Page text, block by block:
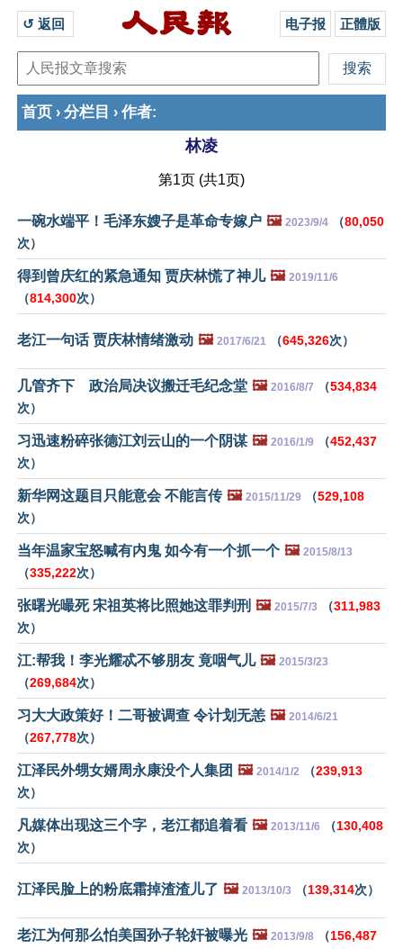
↺ 返回 电子报 正體版
首页 › 分栏目 › 作者:
林凌
第1页 (共1页)
一碗水端平！毛泽东嫂子是革命专嫁户 🖼️ 2023/9/4 （80,050
次）
得到曾庆红的紧急通知 贾庆林慌了神儿 🖼️ 2019/11/6
（814,300次）
老江一句话 贾庆林情绪激动 🖼️ 2017/6/21 （645,326次）
几管齐下 政治局决议搬迁毛纪念堂 🖼️ 2016/8/7 （534,834
次）
习迅速粉碎张德江刘云山的一个阴谋 🖼️ 2016/1/9 （452,437
次）
新华网这题目只能意会 不能言传 🖼️ 2015/11/29 （529,108
次）
当年温家宝怒喊有内鬼 如今有一个抓一个 🖼️ 2015/8/13
（335,222次）
张曙光嘬死 宋祖英将比照她这罪判刑 🖼️ 2015/7/3 （311,983
次）
江:帮我！李光耀忒不够朋友 竟咽气儿 🖼️ 2015/3/23
（269,684次）
习大大政策好！二哥被调查 令计划无恙 🖼️ 2014/6/21
（267,778次）
江泽民外甥女婿周永康没个人集团 🖼️ 2014/1/2 （239,913
次）
凡媒体出现这三个字，老江都追着看 🖼️ 2013/11/6 （130,408
次）
江泽民脸上的粉底霜掉渣渣儿了 🖼️ 2013/10/3 （139,314次）
老江为何那么怕美国孙子轮奸被曝光 🖼️ 2013/9/8 （156,487